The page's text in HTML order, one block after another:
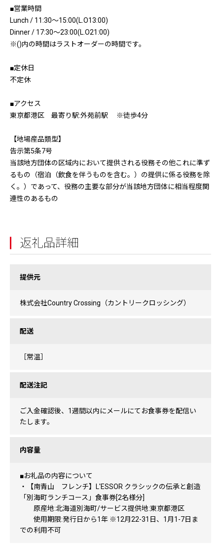
■営業時間
Lunch / 11:30〜15:00(L.O13:00)
Dinner / 17:30〜23:00(L.O21:00)
※()内の時間はラストオーダーの時間です。
■定休日
不定休
■アクセス
東京都港区 最寄り駅:外苑前駅 ※徒歩4分
【地場産品類型】
告示第5条7号
当該地方団体の区域内において提供される役務その他これに準ず
るもの（宿泊（飲食を伴うものを含む。）の提供に係る役務を除
く。）であって、役務の主要な部分が当該地方団体に相当程度関
連性のあるもの
返礼品詳細
提供元
株式会社Country Crossing（カントリークロッシング）
配送
［常温］
配送注記
ご入金確認後、1週間以内にメールにてお食事券を配信い
たします。
内容量
■お礼品の内容について
・【南青山 フレンチ】L'ESSOR クラシックの伝承と創造
「別海町ランチコース」食事券[2名様分]
原産地:北海道別海町/サービス提供地:東京都港区
使用期限:発行日から1年 ※12月22-31日、1月1-7日ま
での利用不可